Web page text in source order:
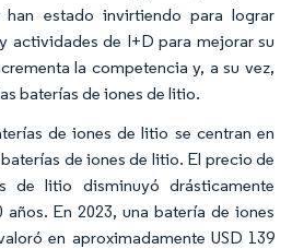
estado invirtiendo para lograr
actividades de I+D para mejorar su
la competencia y, a su vez,
baterías de iones de litio.
de iones de litio se centran en
de iones de litio. El precio de
de litio disminuyó drásticamente
En 2023, una batería de iones
en aproximadamente USD 139